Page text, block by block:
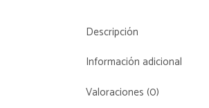
Descripción
Información adicional
Valoraciones (0)